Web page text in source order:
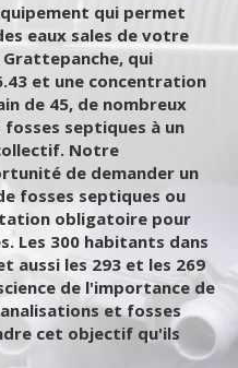
qui permet
eaux sales de votre
qui
et une concentration
de 45, de nombreux
septiques à un
Notre
de demander un
fosses septiques ou
obligatoire pour
Les 300 habitants dans
aussi les 293 et les 269
de l'importance de
et fosses
cet objectif qu'ils